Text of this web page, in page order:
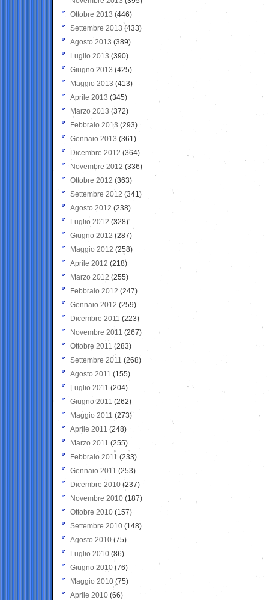
Ottobre 2013 (446)
Settembre 2013 (433)
Agosto 2013 (389)
Luglio 2013 (390)
Giugno 2013 (425)
Maggio 2013 (413)
Aprile 2013 (345)
Marzo 2013 (372)
Febbraio 2013 (293)
Gennaio 2013 (361)
Dicembre 2012 (364)
Novembre 2012 (336)
Ottobre 2012 (363)
Settembre 2012 (341)
Agosto 2012 (238)
Luglio 2012 (328)
Giugno 2012 (287)
Maggio 2012 (258)
Aprile 2012 (218)
Marzo 2012 (255)
Febbraio 2012 (247)
Gennaio 2012 (259)
Dicembre 2011 (223)
Novembre 2011 (267)
Ottobre 2011 (283)
Settembre 2011 (268)
Agosto 2011 (155)
Luglio 2011 (204)
Giugno 2011 (262)
Maggio 2011 (273)
Aprile 2011 (248)
Marzo 2011 (255)
Febbraio 2011 (233)
Gennaio 2011 (253)
Dicembre 2010 (237)
Novembre 2010 (187)
Ottobre 2010 (157)
Settembre 2010 (148)
Agosto 2010 (75)
Luglio 2010 (86)
Giugno 2010 (76)
Maggio 2010 (75)
Aprile 2010 (66)